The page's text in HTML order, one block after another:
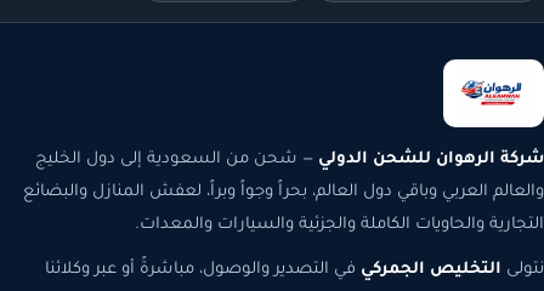
شركة الرهوان للشحن الدولي — شحن من السعودية إلى دول الخليج
والعالم العربي وباقي دول العالم، بحراً وجواً وبراً، لعفش المنازل والبضائع
التجارية والحاويات الكاملة والجزئية والسيارات والمعدات.
نتولى التخليص الجمركي في التصدير والوصول، مباشرةً أو عبر وكلائنا